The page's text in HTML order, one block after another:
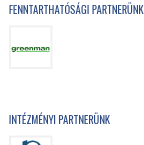
FENNTARTHATÓSÁGI PARTNERÜNK
INTÉZMÉNYI PARTNERÜNK